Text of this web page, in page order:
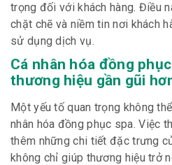
trọng đối với khách hàng. Điều
chặt chẽ và niềm tin nơi khách
sử dụng dịch vụ.
Cá nhân hóa đồng
thương hiệu gần gũi
Một yếu tố quan trọng không
nhân hóa đồng phục spa. Việc
thêm những chi tiết đặc trưng
không chỉ giúp thương hiệu trở